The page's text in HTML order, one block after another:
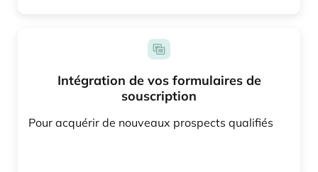
Intégration de vos formulaires de
souscription
Pour acquérir de nouveaux prospects qualifiés